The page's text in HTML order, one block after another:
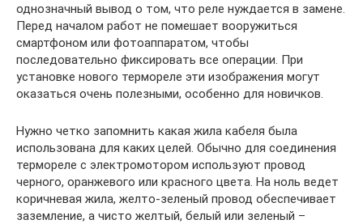
однозначный вывод о том, что реле нуждается в замене.
Перед началом работ не помешает вооружиться
смартфоном или фотоаппаратом, чтобы
последовательно фиксировать все операции. При
установке нового термореле эти изображения могут
оказаться очень полезными, особенно для новичков.
Нужно четко запомнить какая жила кабеля была
использована для каких целей. Обычно для соединения
термореле с электромотором используют провод
черного, оранжевого или красного цвета. На ноль ведет
коричневая жила, желто-зеленый провод обеспечивает
заземление, а чисто желтый, белый или зеленый –